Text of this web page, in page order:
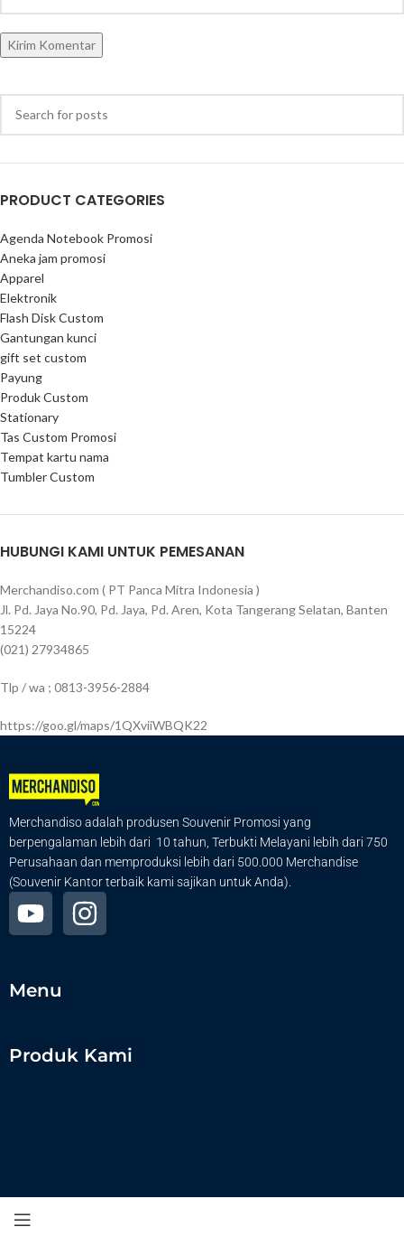
PRODUCT CATEGORIES
Agenda Notebook Promosi
Aneka jam promosi
Apparel
Elektronik
Flash Disk Custom
Gantungan kunci
gift set custom
Payung
Produk Custom
Stationary
Tas Custom Promosi
Tempat kartu nama
Tumbler Custom
HUBUNGI KAMI UNTUK PEMESANAN
Merchandiso.com ( PT Panca Mitra Indonesia )
Jl. Pd. Jaya No.90, Pd. Jaya, Pd. Aren, Kota Tangerang Selatan, Banten
15224
(021) 27934865
Tlp / wa ; 0813-3956-2884
https://goo.gl/maps/1QXviiWBQK22
Merchandiso adalah produsen Souvenir Promosi yang
berpengalaman lebih dari 10 tahun, Terbukti Melayani lebih dari 750
Perusahaan dan memproduksi lebih dari 500.000 Merchandise
(Souvenir Kantor terbaik kami sajikan untuk Anda).
Menu
Produk Kami